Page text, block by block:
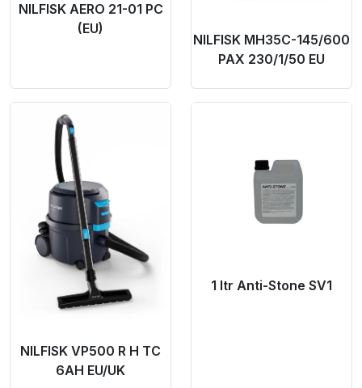
NILFISK AERO 21-01 PC
(EU)
NILFISK MH35C-145/600
PAX 230/1/50 EU
Product Link
NILFISK VP500 R H TC
6AH EU/UK
1 ltr Anti-Stone SV1